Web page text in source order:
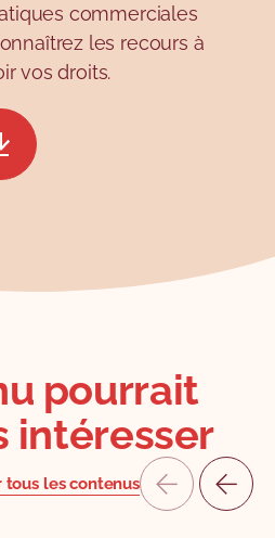
commerciales
les recours à
vos droits.
pourrait
intéresser
tous les contenus